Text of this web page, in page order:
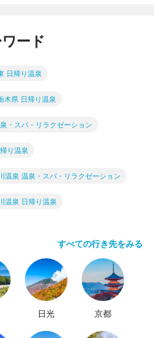
ード
日帰り温泉
木県 日帰り温泉
・スパ・リラクゼーション
り温泉
温泉 温泉・スパ・リラクゼーション
温泉 日帰り温泉
すべての行き先をみる
日光 京都